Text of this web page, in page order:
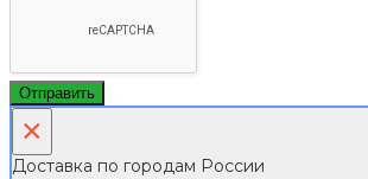
Отправить
×
Доставка по городам России